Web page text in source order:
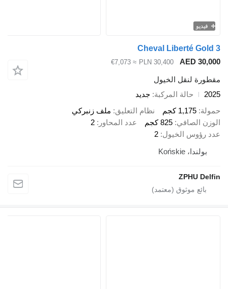
Cheval Liberté
AED
PLN 30,400
≈ €7,073
لنقل الخيول
حالة المركبة جديد
1,175 كجم نظام التعليق ملف زنبركي
الصافي 825 كجم عدد المحاور 2
الخيول
2
ZPHU